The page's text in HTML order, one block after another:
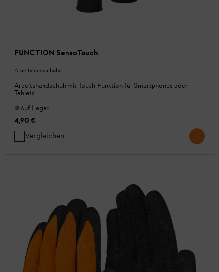
FUNCTION SensoTouch
Arbeitshandschuhe
Arbeitshandschuh mit Touch-Funktion für Smartphones oder
Tablets
Auf Lager
4,90 €
Vergleichen